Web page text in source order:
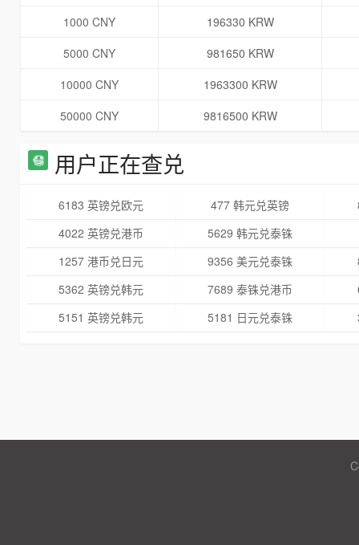
1000 CNY
196330 KRW
5000 CNY
981650 KRW
10000 CNY
1963300 KRW
50000 CNY
9816500 KRW
用户正在查兑
6183 英镑兑欧元 477 韩元兑英镑
4022 英镑兑港币
5629 韩元兑泰铢
1257 港币兑日元
9356 美元兑泰铢
5362 英镑兑韩元
7689 泰铢兑港币
5151 英镑兑韩元
5181 日元兑泰铢